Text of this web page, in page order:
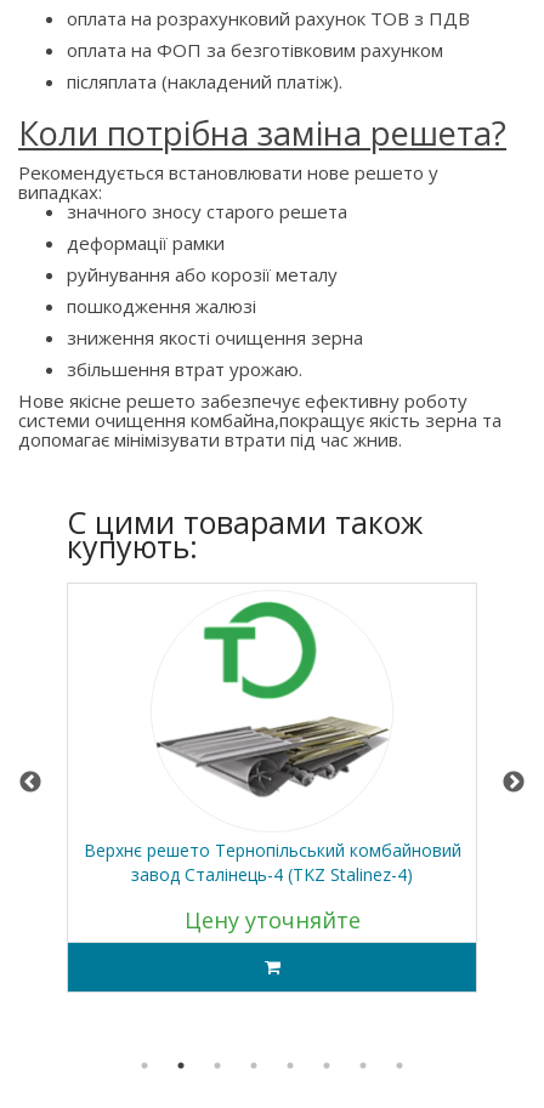
оплата на розрахунковий рахунок ТОВ з ПДВ
оплата на ФОП за безготівковим рахунком
післяплата (накладений платіж).
Коли потрібна заміна решета?
Рекомендується встановлювати нове решето у
випадках:
значного зносу старого решета
деформації рамки
руйнування або корозії металу
пошкодження жалюзі
зниження якості очищення зерна
збільшення втрат урожаю.
Нове якісне решето забезпечує ефективну роботу
системи очищення комбайна,покращує якість зерна та
допомагає мінімізувати втрати під час жнив.
C цими товарами також
купують:
Верхнє решето Тернопільський комбайновий
завод Сталінець-4 (TKZ Stalinez-4)
Цену уточняйте